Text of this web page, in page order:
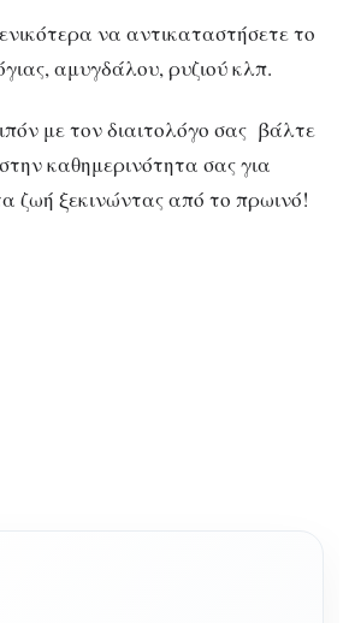
να αντικαταστήσετε το
αμυγδάλου, ρυζιού κλπ.
με τον διαιτολόγο σας βάλτε
καθημερινότητα σας για
ζωή ξεκινώντας από το πρωινό!